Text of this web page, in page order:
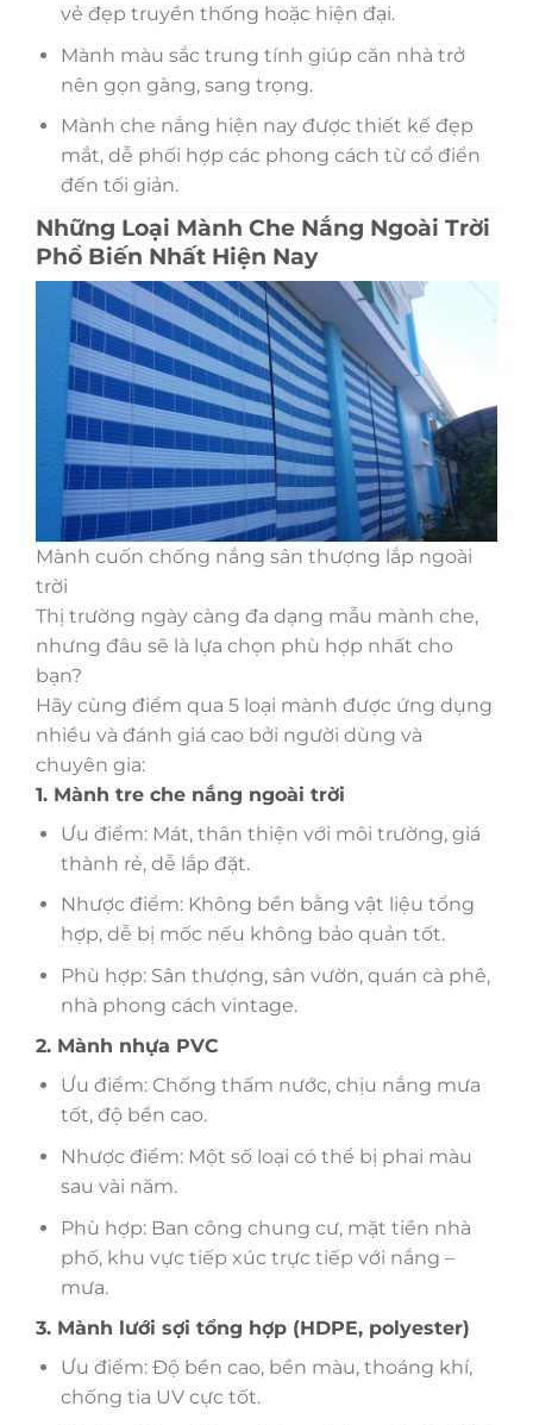
vẻ đẹp truyền thống hoặc hiện đại.
Mành màu sắc trung tính giúp căn nhà trở
nên gọn gàng, sang trọng.
Mành che nắng hiện nay được thiết kế đẹp
mắt, dễ phối hợp các phong cách từ cổ điển
đến tối giản.
Những Loại Mành Che Nắng Ngoài Trời
Phổ Biến Nhất Hiện Nay
Mành cuốn chống nắng sân thượng lắp ngoài
trời
Thị trường ngày càng đa dạng mẫu mành che,
nhưng đâu sẽ là lựa chọn phù hợp nhất cho
bạn?
Hãy cùng điểm qua 5 loại mành được ứng dụng
nhiều và đánh giá cao bởi người dùng và
chuyên gia:
1. Mành tre che nắng ngoài trời
Ưu điểm: Mát, thân thiện với môi trường, giá
thành rẻ, dễ lắp đặt.
Nhược điểm: Không bền bằng vật liệu tổng
hợp, dễ bị mốc nếu không bảo quản tốt.
Phù hợp: Sân thượng, sân vườn, quán cà phê,
nhà phong cách vintage.
2. Mành nhựa PVC
Ưu điểm: Chống thấm nước, chịu nắng mưa
tốt, độ bền cao.
Nhược điểm: Một số loại có thể bị phai màu
sau vài năm.
Phù hợp: Ban công chung cư, mặt tiền nhà
phố, khu vực tiếp xúc trực tiếp với nắng –
mưa.
3. Mành lưới sợi tổng hợp (HDPE, polyester)
Ưu điểm: Độ bền cao, bền màu, thoáng khí,
chống tia UV cực tốt.